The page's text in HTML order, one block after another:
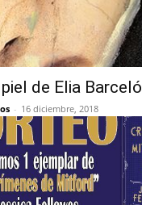
de Elia Barceló
- 16 diciembre, 2018